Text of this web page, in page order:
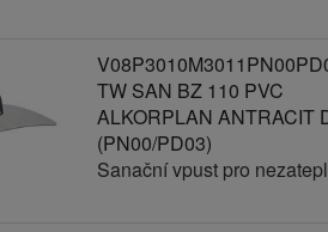
TW SAN BZ 110 PVC
ALKORPLAN ANTRACIT
(PN00/PD03)
Sanační vpust pro